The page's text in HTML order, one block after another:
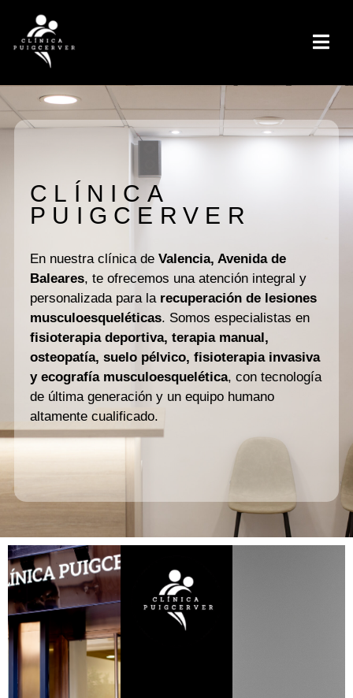
CLÍNICA
PUIGCERVER
En nuestra clínica de Valencia, Avenida de
Baleares, te ofrecemos una atención integral y
personalizada para la recuperación de lesiones
musculoesqueléticas. Somos especialistas en
fisioterapia deportiva, terapia manual,
osteopatía, suelo pélvico, fisioterapia invasiva
y ecografía musculoesquelética, con tecnología
de última generación y un equipo humano
altamente cualificado.